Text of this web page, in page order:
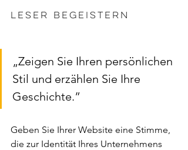
Leser begeistern
„Zeigen Sie Ihren persönlichen
Stil und erzählen Sie Ihre
Geschichte.”
Geben Sie Ihrer Website eine Stimme,
die zur Identität Ihres Unternehmens